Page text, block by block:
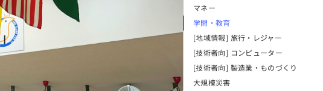
マネー
学問・教育
[地域情報] 旅行・レジャー
[技術者向] コンピューター
[技術者向] 製造業・ものづくり
大規模災害